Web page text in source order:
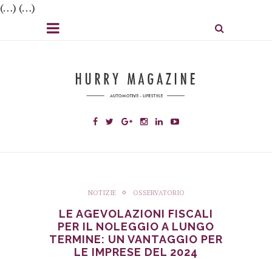
(…) (…)
NOTIZIE OSSERVATORIO
LE AGEVOLAZIONI FISCALI
PER IL NOLEGGIO A LUNGO
TERMINE: UN VANTAGGIO PER
LE IMPRESE DEL 2024